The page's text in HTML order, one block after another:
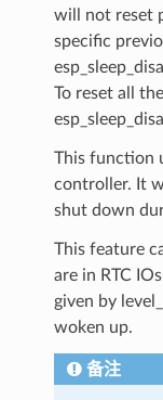
will not reset
specific
To reset all
This function
controller. It
shut down
This feature
are in RTC
given by
woken up.
备注